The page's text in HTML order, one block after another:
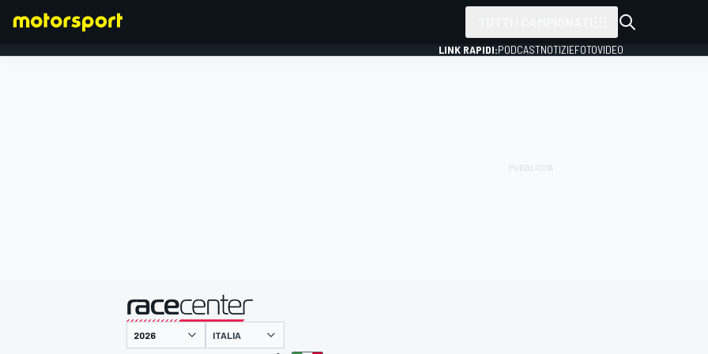
LINK RAPIDI:PODCASTNOTIZIEFOTOVIDEO
presentato da
ITALIA